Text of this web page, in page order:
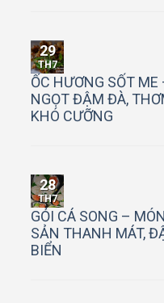
29
TH7
ỐC HƯƠNG SỐT ME
NGỌT ĐẬM ĐÀ,
KHÓ CƯỠNG
28
TH7
GỎI CÁ SONG –
SẢN THANH MÁT,
BIỂN